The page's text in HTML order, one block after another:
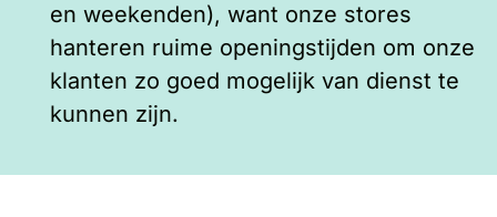
en weekenden), want onze stores
hanteren ruime openingstijden om onze
klanten zo goed mogelijk van dienst te
kunnen zijn.